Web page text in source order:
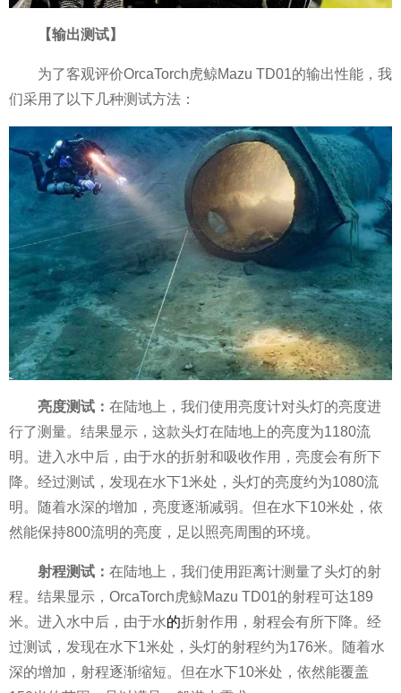
【输出测试】
为了客观评价OrcaTorch虎鲸Mazu TD01的输出性能，我
们采用了以下几种测试方法：
亮度测试 ： 在陆地上，我们使用亮度计对头灯的亮度进
行了测量。结果显示，这款头灯在陆地上的亮度为1180流
明。进入水中后，由于水的折射和吸收作用，亮度会有所下
降。经过测试，发现在水下1米处，头灯的亮度约为1080流
明。随着水深的增加，亮度逐渐减弱。但在水下10米处，依
然能保持800流明的亮度，足以照亮周围的环境。
射程测试 ： 在陆地上，我们使用距离计测量了头灯的射
程。结果显示，OrcaTorch虎鲸Mazu TD01的射程可达189
米。进入水中后，由于水的折射作用，射程会有所下降。经
过测试，发现在水下1米处，头灯的射程约为176米。随着水
深的增加，射程逐渐缩短。但在水下10米处，依然能覆盖